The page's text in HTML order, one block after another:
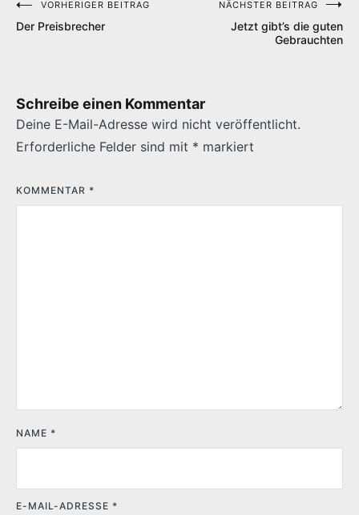
Beitragsnavigation
VORHERIGER BEITRAG
Der Preisbrecher
NÄCHSTER BEITRAG
Jetzt gibt’s die guten
Gebrauchten
Schreibe einen Kommentar
Deine E-Mail-Adresse wird nicht veröffentlicht.
Erforderliche Felder sind mit * markiert
KOMMENTAR *
NAME *
E-MAIL-ADRESSE *